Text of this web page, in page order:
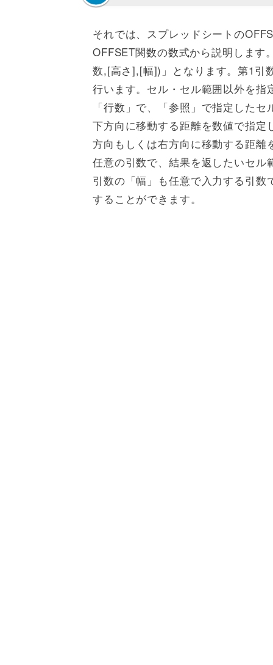
それでは、スプレッドシートの
OFFSET関数の数式から説明しま
数,[高さ],[幅])」となります。第1引
行います。セル・セル範囲以外を指
「行数」で、「参照」で指定した
下方向に移動する距離を数値で指
方向もしくは右方向に移動する距
任意の引数で、結果を返したいセ
引数の「幅」も任意で入力する引
することができます。